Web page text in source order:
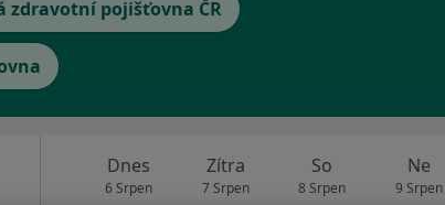
zdravotní pojišťovna ČR
Dnes
6 Srpen
Zítra
7 Srpen
So
8 Srpen
Ne
9 Srpen